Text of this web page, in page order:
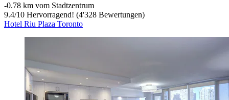
‐0.78 km vom Stadtzentrum
9.4/10 Hervorragend! (4'328 Bewertungen)
Hotel Riu Plaza Toronto